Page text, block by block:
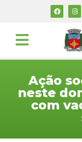
Ação
neste
com